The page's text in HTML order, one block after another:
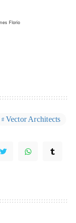
Florio
Vector Architects